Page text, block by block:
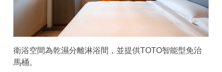
衛浴空間為乾濕分離淋浴間，並提供TOTO智能型免治
馬桶。